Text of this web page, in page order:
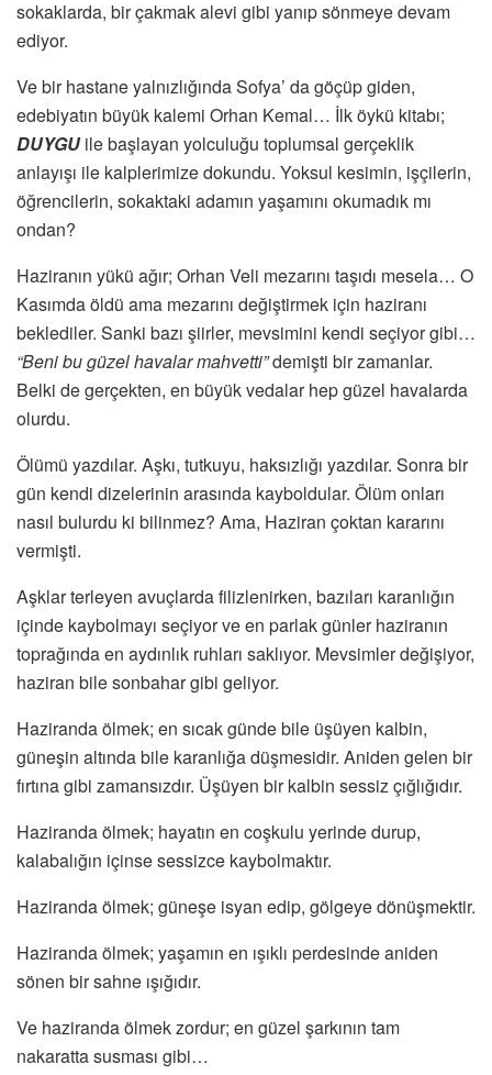
sokaklarda, bir çakmak alevi gibi yanıp sönmeye devam
ediyor.
Ve bir hastane yalnızlığında Sofya’ da göçüp giden,
edebiyatın büyük kalemi Orhan Kemal… İlk öykü kitabı;
DUYGUile başlayan yolculuğu toplumsal gerçeklik
anlayışı ile kalplerimize dokundu. Yoksul kesimin, işçilerin,
öğrencilerin, sokaktaki adamın yaşamını okumadık mı
ondan?
Haziranın yükü ağır; Orhan Veli mezarını taşıdı mesela… O
Kasımda öldü ama mezarını değiştirmek için haziranı
beklediler. Sanki bazı şiirler, mevsimini kendi seçiyor gibi…
“Beni bu güzel havalar mahvetti”demişti bir zamanlar.
Belki de gerçekten, en büyük vedalar hep güzel havalarda
olurdu.
Ölümü yazdılar. Aşkı, tutkuyu, haksızlığı yazdılar. Sonra bir
gün kendi dizelerinin arasında kayboldular. Ölüm onları
nasıl bulurdu ki bilinmez? Ama, Haziran çoktan kararını
vermişti.
Aşklar terleyen avuçlarda filizlenirken, bazıları karanlığın
içinde kaybolmayı seçiyor ve en parlak günler haziranın
toprağında en aydınlık ruhları saklıyor. Mevsimler değişiyor,
haziran bile sonbahar gibi geliyor.
Haziranda ölmek; en sıcak günde bile üşüyen kalbin,
güneşin altında bile karanlığa düşmesidir. Aniden gelen bir
fırtına gibi zamansızdır. Üşüyen bir kalbin sessiz çığlığıdır.
Haziranda ölmek; hayatın en coşkulu yerinde durup,
kalabalığın içinse sessizce kaybolmaktır.
Haziranda ölmek; güneşe isyan edip, gölgeye dönüşmektir.
Haziranda ölmek; yaşamın en ışıklı perdesinde aniden
sönen bir sahne ışığıdır.
Ve haziranda ölmek zordur; en güzel şarkının tam
nakaratta susması gibi…